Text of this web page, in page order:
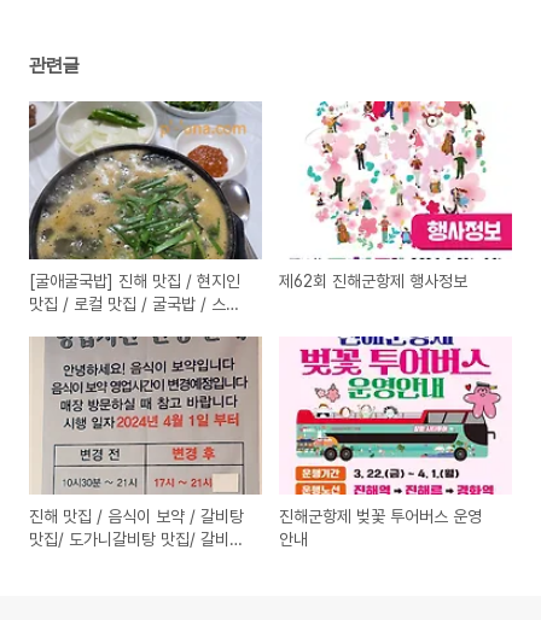
관련글
[굴애굴국밥] 진해 맛집 / 현지인
맛집 / 로컬 맛집 / 굴국밥 / 스테
제62회 진해군항제 행사정보
진해 맛집 / 음식이 보약 / 갈비탕
맛집/ 도가니갈비탕 맛집/ 갈비찜
진해군항제 벚꽃 투어버스 운영
안내